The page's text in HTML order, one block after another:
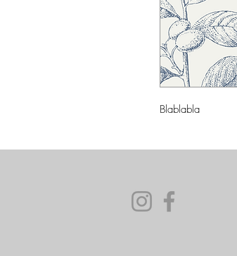
Blablabla